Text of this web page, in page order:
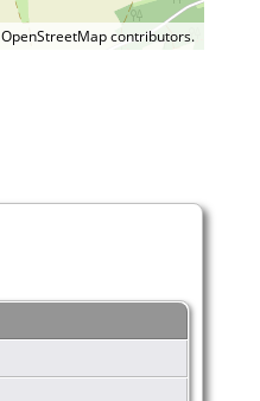
OpenStreetMapcontributors.